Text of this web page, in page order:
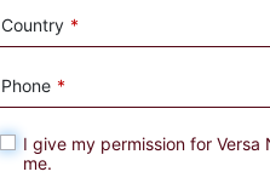
*
Country
*
Phone
I give my permission for
me.